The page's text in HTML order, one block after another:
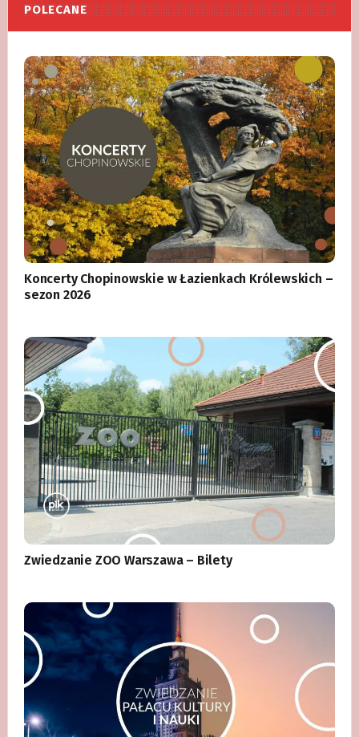
POLECANE
Koncerty Chopinowskie w Łazienkach Królewskich –
sezon 2026
Zwiedzanie ZOO Warszawa – Bilety